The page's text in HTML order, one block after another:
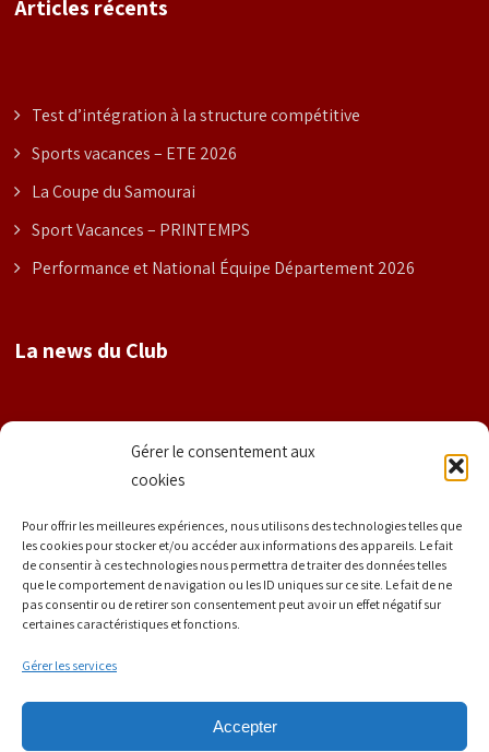
Gérer le consentement aux
cookies
Pour offrir les meilleures expériences, nous utilisons des technologies telles que
les cookies pour stocker et/ou accéder aux informations des appareils. Le fait
de consentir à ces technologies nous permettra de traiter des données telles
que le comportement de navigation ou les ID uniques sur ce site. Le fait de ne
pas consentir ou de retirer son consentement peut avoir un effet négatif sur
certaines caractéristiques et fonctions.
Gérer les services
Accepter
Articles récents
Test d’intégration à la structure compétitive
Sports vacances – ETE 2026
La Coupe du Samourai
Sport Vacances – PRINTEMPS
Performance et National Équipe Département 2026
La news du Club
Prénom
E-mail*